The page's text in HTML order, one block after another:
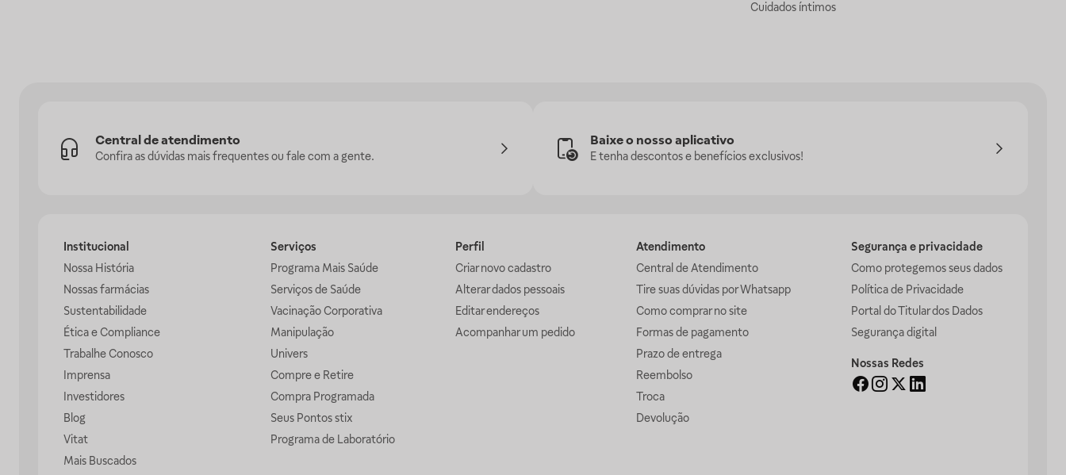
Cuidados íntimos
Central de atendimento
Confira as dúvidas mais frequentes ou fale com a gente.
Baixe o nosso aplicativo
E tenha descontos e benefícios exclusivos!
Institucional
Nossa História
Nossas farmácias
Sustentabilidade
Ética e Compliance
Trabalhe Conosco
Imprensa
Investidores
Blog
Vitat
Mais Buscados
Serviços
Programa Mais Saúde
Serviços de Saúde
Vacinação Corporativa
Manipulação
Univers
Compre e Retire
Compra Programada
Seus Pontos stix
Programa de Laboratório
Perfil
Criar novo cadastro
Alterar dados pessoais
Editar endereços
Acompanhar um pedido
Atendimento
Central de Atendimento
Tire suas dúvidas por Whatsapp
Como comprar no site
Formas de pagamento
Prazo de entrega
Reembolso
Troca
Devolução
Segurança e privacidade
Como protegemos seus dados
Política de Privacidade
Portal do Titular dos Dados
Segurança digital
Nossas Redes